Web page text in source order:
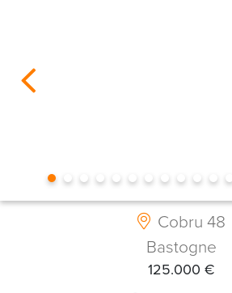
Cobru 48
Bastogne
125.000 €